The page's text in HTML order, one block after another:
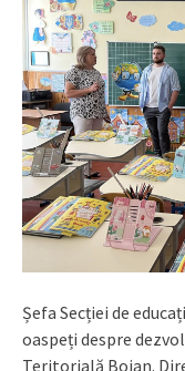
Șefa Secției de
oaspeți despre
Teritorială Boian.